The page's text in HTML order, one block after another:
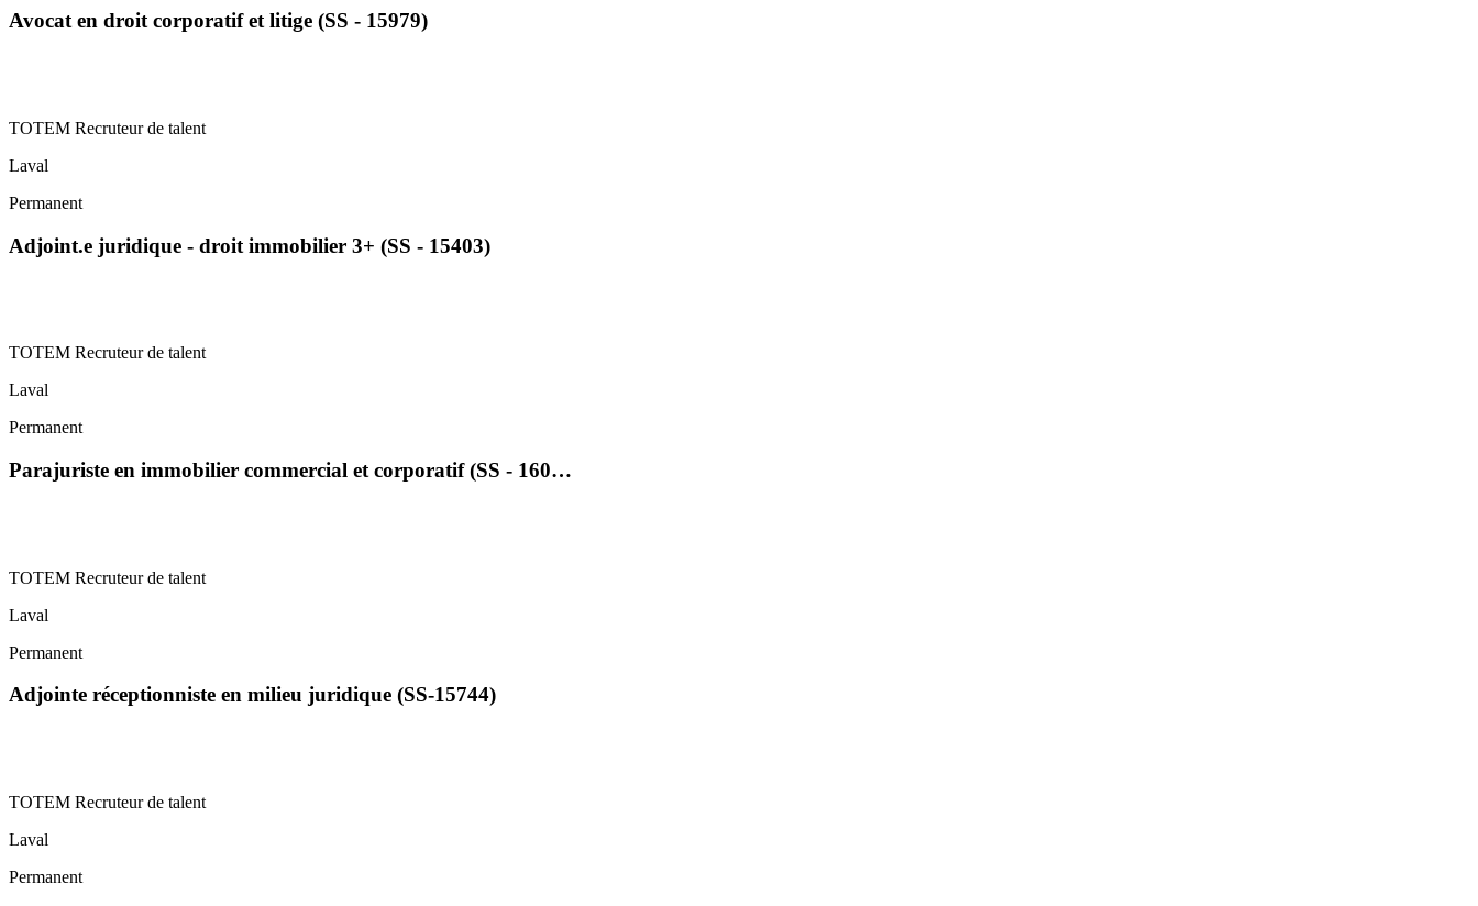
Avocat en droit corporatif et litige (SS - 15979)
TOTEM Recruteur de talent
Laval
Permanent
Adjoint.e juridique - droit immobilier 3+ (SS - 15403)
TOTEM Recruteur de talent
Laval
Permanent
Parajuriste en immobilier commercial et corporatif (SS - 160…
TOTEM Recruteur de talent
Laval
Permanent
Adjointe réceptionniste en milieu juridique (SS-15744)
TOTEM Recruteur de talent
Laval
Permanent